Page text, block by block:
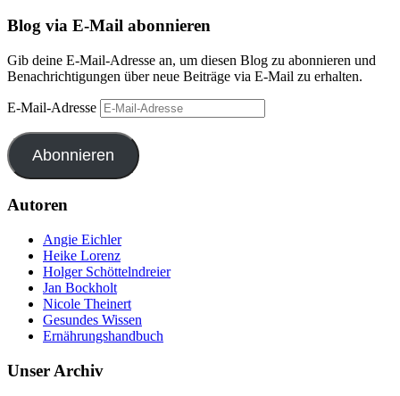
Blog via E-Mail abonnieren
Gib deine E-Mail-Adresse an, um diesen Blog zu abonnieren und
Benachrichtigungen über neue Beiträge via E-Mail zu erhalten.
E-Mail-Adresse
Abonnieren
Autoren
Angie Eichler
Heike Lorenz
Holger Schöttelndreier
Jan Bockholt
Nicole Theinert
Gesundes Wissen
Ernährungshandbuch
Unser Archiv